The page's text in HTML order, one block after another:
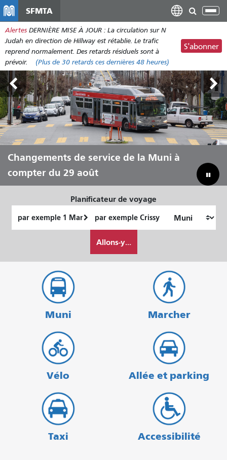
contenu
principal
SFMTA
Alertes DERNIÈRE MISE À JOUR : La circulation sur N
Judah en direction de Hillway est rétablie. Le trafic
reprend normalement. Des retards résiduels sont à
prévoir.
(Plus de 30 retards ces dernières 48 heures)
S'abonner
Outside Lands, du 7 au 9 août
Changements de service de la Muni à
compter du 29 août
Laissez Muni vous transporter tout
au long de l'été
Combler notre déficit budgétaire pour
sauver la Muni
Planificateur de voyage
de
final
je
veux
Allons-y...
Muni Marcher
Vélo Allée et parking
Taxi Accessibilité